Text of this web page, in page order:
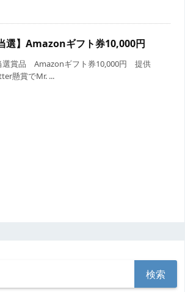
当選】Amazonギフト券10,000円
賞品 Amazonギフト券10,000円 提供
懸賞でMr. ...